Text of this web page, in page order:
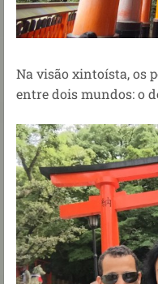
Na visão xintoísta, os
entre dois mundos: o